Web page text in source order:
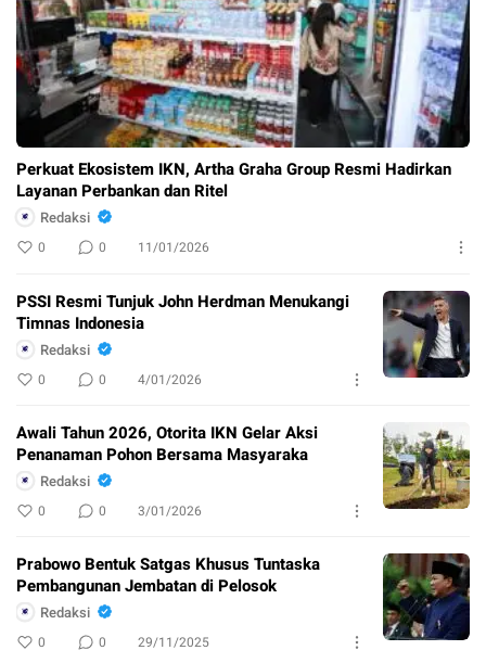
Perkuat Ekosistem IKN, Artha Graha Group Resmi Hadirkan
Layanan Perbankan dan Ritel
Redaksi
0 0 11/01/2026
PSSI Resmi Tunjuk John Herdman Menukangi
Timnas Indonesia
Redaksi
0 0 4/01/2026
Awali Tahun 2026, Otorita IKN Gelar Aksi
Penanaman Pohon Bersama Masyaraka
Redaksi
0 0 3/01/2026
Prabowo Bentuk Satgas Khusus Tuntaska
Pembangunan Jembatan di Pelosok
Redaksi
0 0 29/11/2025